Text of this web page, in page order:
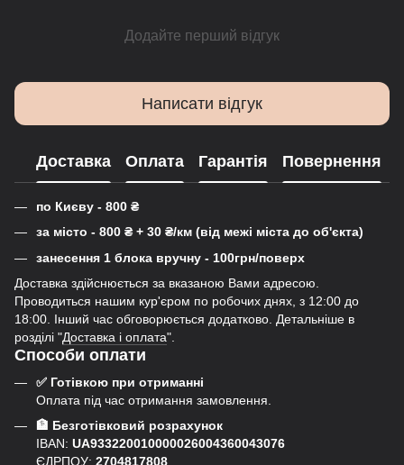
Додайте перший відгук
Написати відгук
Доставка Оплата Гарантія Повернення
по Києву - 800 ₴
за місто - 800 ₴ + 30 ₴/км (від межі міста до об'єкта)
занесення 1 блока вручну - 100грн/поверх
Доставка здійснюється за вказаною Вами адресою.
Проводиться нашим кур'єром по робочих днях, з 12:00 до
18:00. Інший час обговорюється додатково. Детальніше в
розділі "Доставка і оплата".
Способи оплати
✅ Готівкою при отриманні
Оплата під час отримання замовлення.
🏦 Безготівковий розрахунок
IBAN: UA933220010000026004360043076
ЄДРПОУ: 2704817808